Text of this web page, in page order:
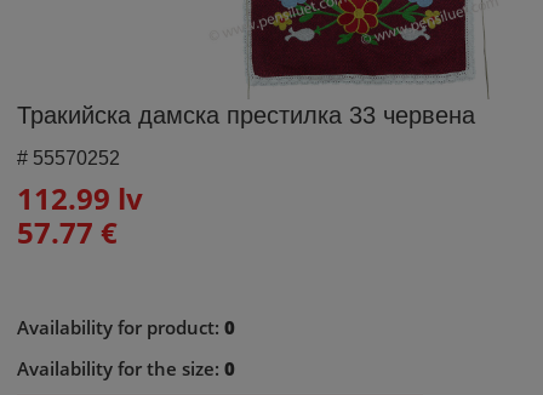
Тракийска дамска престилка 33 червена
# 55570252
112.99 lv
57.77 €
Availability for product:0
Availability for the size:0